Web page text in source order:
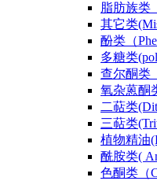
脂肪族类
其它类
酚类（
多糖类
查尔酮类
氧杂蒽酮
二萜类
三萜类
植物精油
酰胺类(
色酮类（